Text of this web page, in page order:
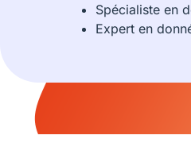
Spécialiste en
Expert en